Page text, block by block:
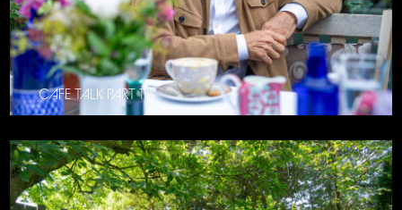
CAFE TALK PART 11